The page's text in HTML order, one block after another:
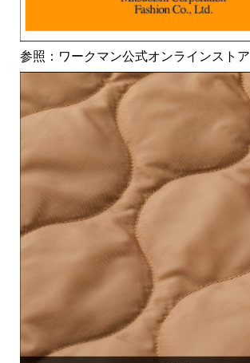
参照：ワークマン公式オンラインストア